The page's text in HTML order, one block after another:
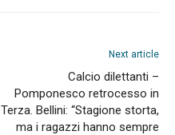
Next article
Calcio dilettanti –
Pomponesco retrocesso in
Terza. Bellini: “Stagione storta,
ma i ragazzi hanno sempre